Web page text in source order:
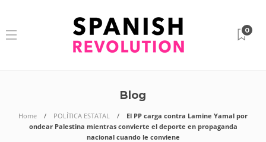
0
Blog
Home POLÍTICA ESTATAL
El PP carga contra Lamine Yamal por
ondear Palestina mientras convierte el deporte en propaganda
nacional cuando le conviene